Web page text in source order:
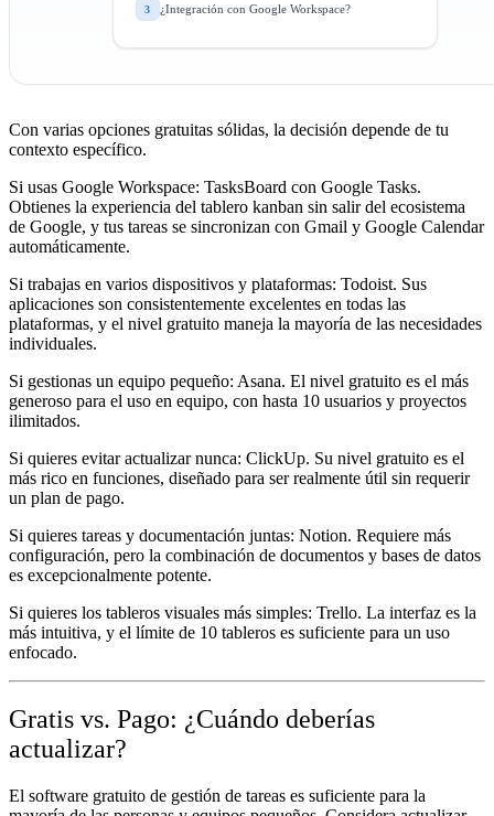
3 ¿Integración con Google Workspace?
Con varias opciones gratuitas sólidas, la decisión depende de tu
contexto específico.
Si usas Google Workspace: TasksBoard con Google Tasks.
Obtienes la experiencia del tablero kanban sin salir del ecosistema
de Google, y tus tareas se sincronizan con Gmail y Google Calendar
automáticamente.
Si trabajas en varios dispositivos y plataformas: Todoist. Sus
aplicaciones son consistentemente excelentes en todas las
plataformas, y el nivel gratuito maneja la mayoría de las necesidades
individuales.
Si gestionas un equipo pequeño: Asana. El nivel gratuito es el más
generoso para el uso en equipo, con hasta 10 usuarios y proyectos
ilimitados.
Si quieres evitar actualizar nunca: ClickUp. Su nivel gratuito es el
más rico en funciones, diseñado para ser realmente útil sin requerir
un plan de pago.
Si quieres tareas y documentación juntas: Notion. Requiere más
configuración, pero la combinación de documentos y bases de datos
es excepcionalmente potente.
Si quieres los tableros visuales más simples: Trello. La interfaz es la
más intuitiva, y el límite de 10 tableros es suficiente para un uso
enfocado.
Gratis vs. Pago: ¿Cuándo deberías
actualizar?
El software gratuito de gestión de tareas es suficiente para la